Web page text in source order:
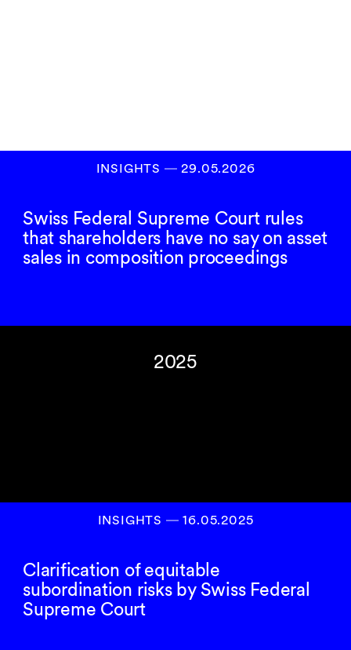
INSIGHTS ― 29.05.2026
Swiss Federal Supreme Court rules
that shareholders have no say on asset
sales in composition proceedings
2025
INSIGHTS ― 16.05.2025
Clarification of equitable
subordination risks by Swiss Federal
Supreme Court